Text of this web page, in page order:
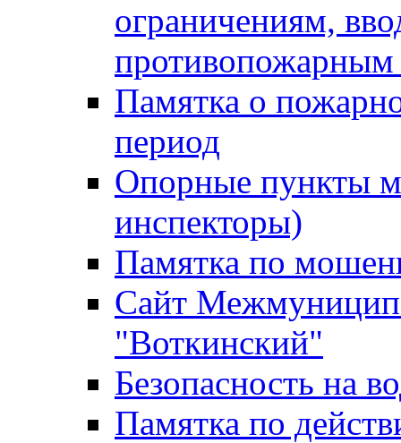
ограничениям,
Памятка о
период
Опорные пункты
инспекторы)
Памятка по
Сайт
"Воткинский"
Безопасность на
Памятка по